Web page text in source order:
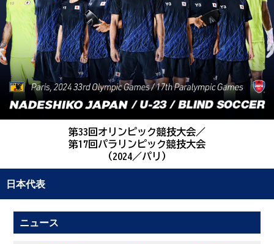
第33回オリンピック競技大会／
第17回パラリンピック競技大会
（2024／パリ）
日本代表
ニュース